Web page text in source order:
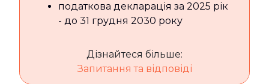
податкова декларація за 2025 рік
- до 31 грудня 2030 року
Дізнайтеся більше:
Запитання та відповіді